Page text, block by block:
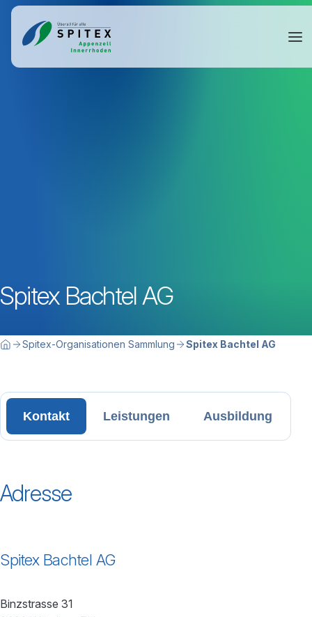
Spitex Bachtel AG
Breadcrumbnavigation
Sie befinden sich hier:
HomeSpitex-Organisationen Sammlung Spitex Bachtel AG
Kontakt Leistungen Ausbildung
Adresse
Spitex Bachtel AG
Binzstrasse 31